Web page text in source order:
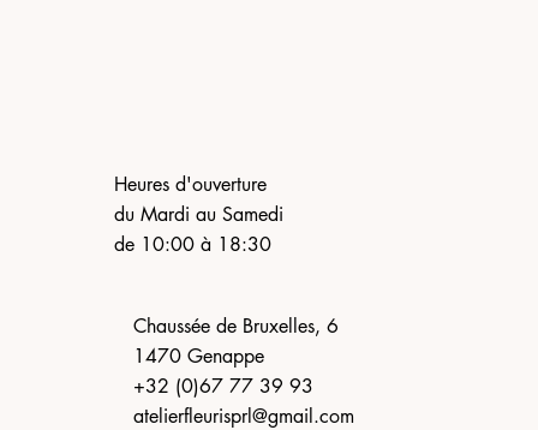
Heures d'ouverture
du Mardi au Samedi
de 10:00 à 18:30
Chaussée de Bruxelles, 6
1470 Genappe
+32 (0)67 77 39 93
atelierfleurisprl@gmail.com